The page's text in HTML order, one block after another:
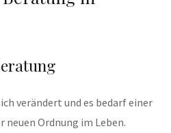
verändert und es bedarf einer
Ordnung im Leben.